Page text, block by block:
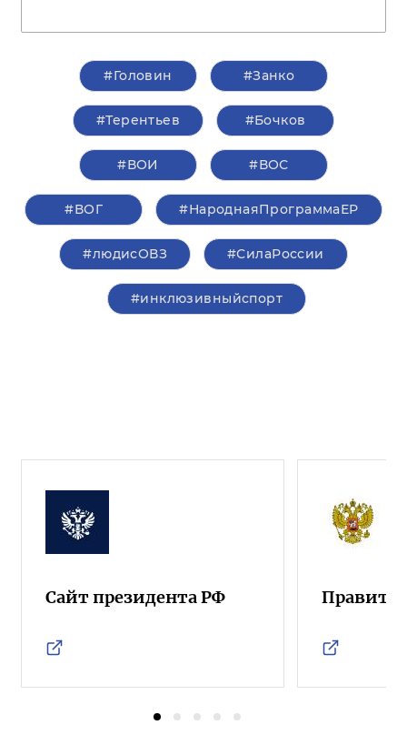
#Головин #Занко
#Терентьев #Бочков
#ВОИ #ВОС
#ВОГ #НароднаяПрограммаЕР
#людисОВЗ #СилаРоссии
#инклюзивныйспорт
Сайт президента РФ